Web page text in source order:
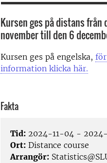
Kursen ges på distans från
november till den 6
Kursen ges på engelska,
information klicka här.
Fakta
Tid: 2024-11-04 -
Ort: Distance course
Arrangör: